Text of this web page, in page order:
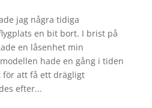
jag några tidiga
en bit bort. I brist på
en låsenhet min
hade en gång i tiden
för att få ett drägligt
efter...